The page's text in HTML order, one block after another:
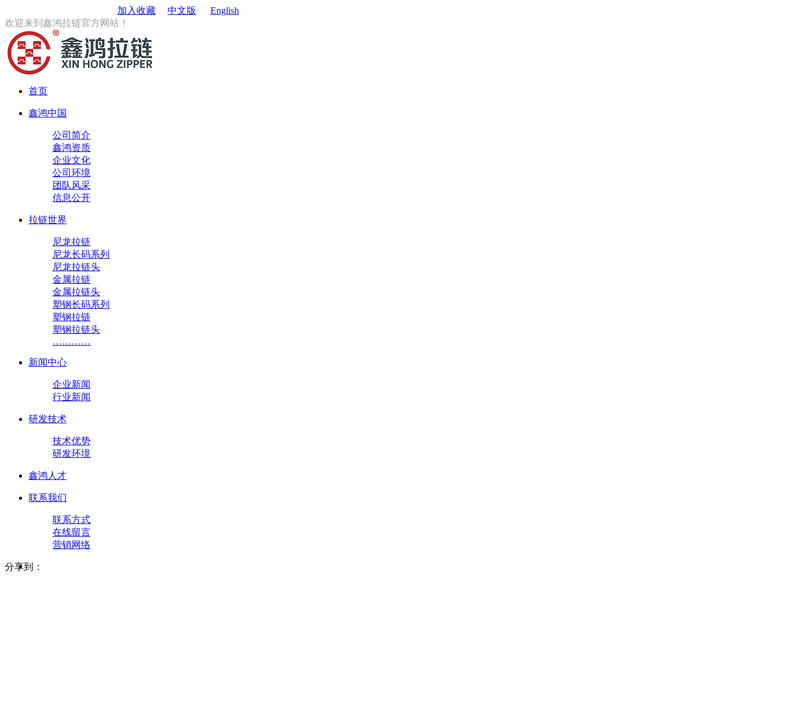
加入收藏 中文版
English
欢迎来到鑫鸿拉链官方网站！
首页
鑫鸿中国
公司简介
鑫鸿资质
企业文化
公司环境
团队风采
信息公开
拉链世界
尼龙拉链
尼龙长码系列
尼龙拉链头
金属拉链
金属拉链头
塑钢长码系列
塑钢拉链
塑钢拉链头
…………
新闻中心
企业新闻
行业新闻
研发技术
技术优势
研发环境
鑫鸿人才
联系我们
联系方式
在线留言
营销网络
分享到：